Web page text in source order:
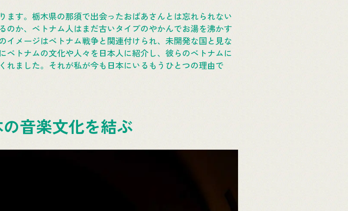
ます。栃木県の那須で出会ったおばあさんとは忘れられない
か、ベトナム人はまだ古いタイプのやかんでお湯を沸かす
メージはベトナム戦争と関連付けられ、未開発な国と見な
トナムの文化や人々を日本人に紹介し、彼らのベトナムに
ました。それが私が今も日本にいるもうひとつの理由で
音楽文化を結ぶ